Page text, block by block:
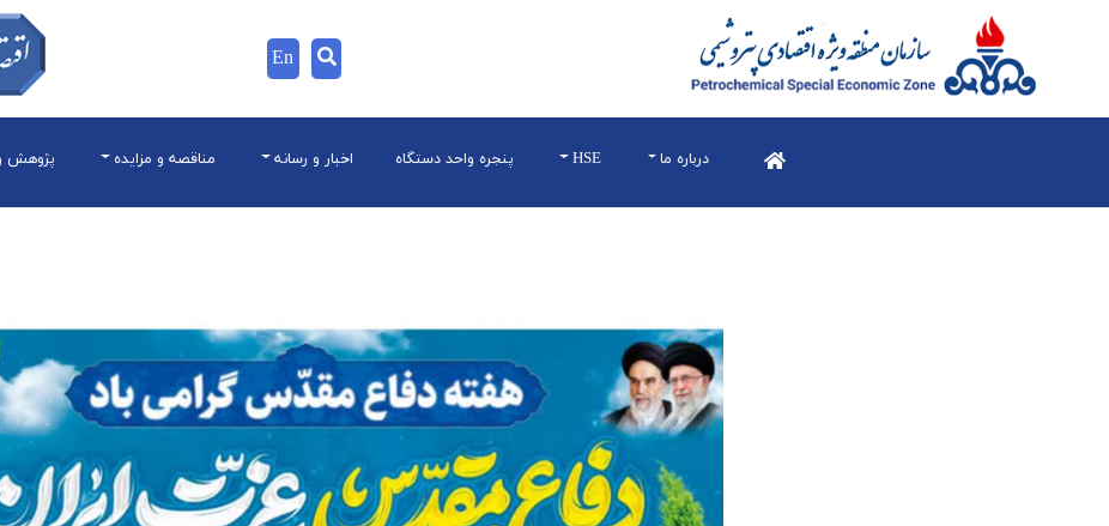
En
درباره ما HSE پنجره واحد دستگاه اخبار و رسانه مناقصه و مزایده پژوهش